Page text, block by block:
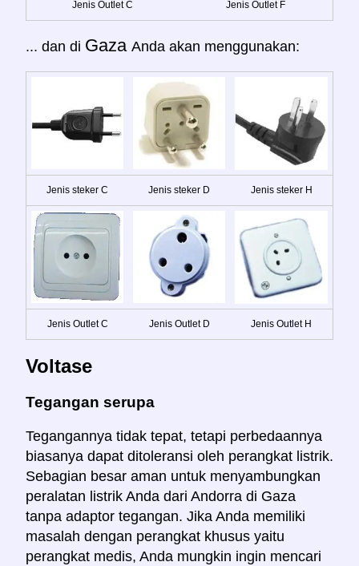
Jenis Outlet C Jenis Outlet F
... dan di Gaza Anda akan menggunakan:
Jenis steker C Jenis steker D Jenis steker H
Jenis Outlet C Jenis Outlet D Jenis Outlet H
Voltase
Tegangan serupa
Tegangannya tidak tepat, tetapi perbedaannya
biasanya dapat ditoleransi oleh perangkat listrik.
Sebagian besar aman untuk menyambungkan
peralatan listrik Anda dari Andorra di Gaza
tanpa adaptor tegangan. Jika Anda memiliki
masalah dengan perangkat khusus yaitu
perangkat medis, Anda mungkin ingin mencari